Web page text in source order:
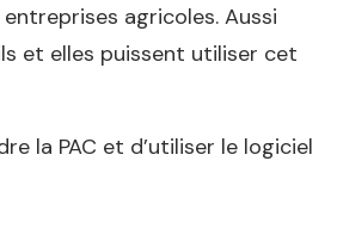
agricoles. Aussi
et elles puissent utiliser cet
la PAC et d’utiliser le logiciel